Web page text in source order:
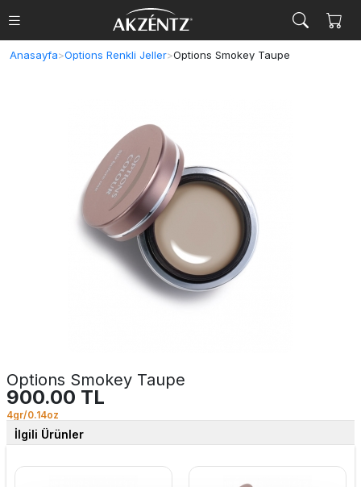
Anasayfa>Options Renkli Jeller>Options Smokey Taupe
Options Smokey Taupe
900.00 TL
4gr/0.14oz
İlgili Ürünler